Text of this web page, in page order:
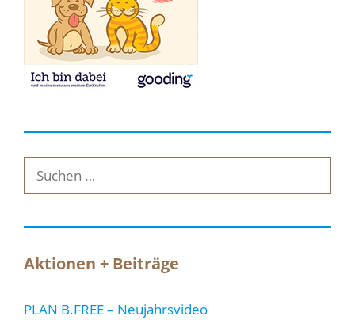
Suche
nach:
Aktionen + Beiträge
PLAN B.FREE – Neujahrsvideo